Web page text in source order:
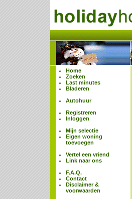
Home
Zoeken
Last minutes
Bladeren
Autohuur
Registreren
Inloggen
Mijn selectie
Eigen woning
toevoegen
Vertel een vriend
Link naar ons
F.A.Q.
Contact
Disclaimer &
voorwaarden